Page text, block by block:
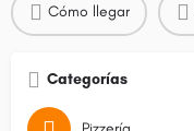
Cómo llegar
Categorías